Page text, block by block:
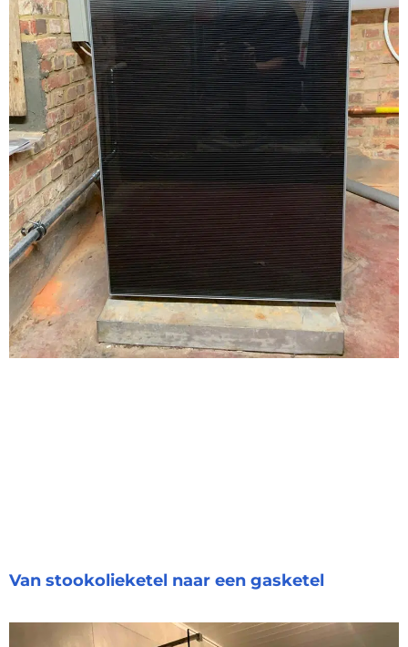
Van stookolieketel naar een gasketel